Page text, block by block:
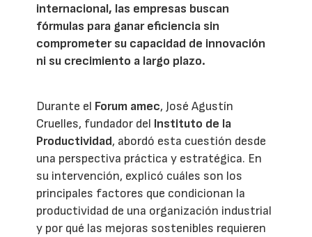
internacional, las empresas buscan
fórmulas para ganar eficiencia sin
comprometer su capacidad de innovación
ni su crecimiento a largo plazo.
Durante el Forum amec, José Agustín
Cruelles, fundador del Instituto de la
Productividad, abordó esta cuestión desde
una perspectiva práctica y estratégica. En
su intervención, explicó cuáles son los
principales factores que condicionan la
productividad de una organización industrial
y por qué las mejoras sostenibles requieren